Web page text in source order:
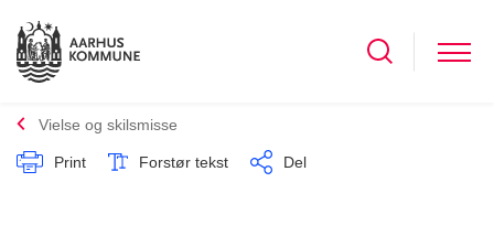
Vielse og skilsmisse
Print Forstør tekst Del